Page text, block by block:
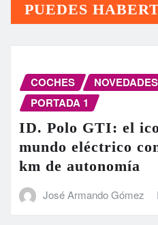
PUEDES
COCHES
PORTADA 1
ID. Polo GTI: el
mundo eléctrico
km de autonomía
José Armando Gómez